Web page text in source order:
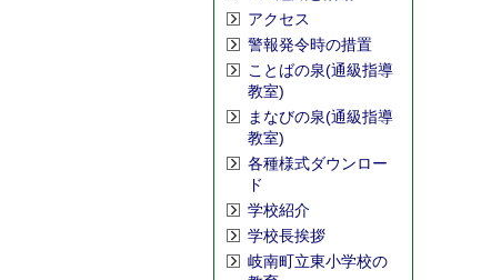
アクセス
警報発令時の措置
ことばの泉(通級指導
教室)
まなびの泉(通級指導
教室)
各種様式ダウンロー
ド
学校紹介
学校長挨拶
岐南町立東小学校の